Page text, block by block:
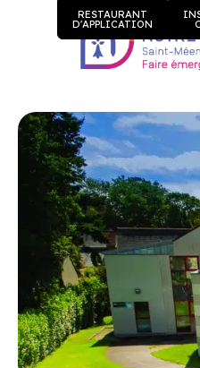
RESTAURANT
D'APPLICATION